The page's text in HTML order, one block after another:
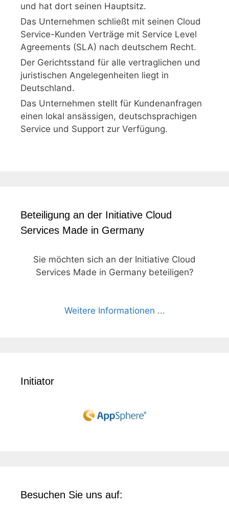
und hat dort seinen Hauptsitz.
Das Unternehmen schließt mit seinen Cloud
Service-Kunden Verträge mit Service Level
Agreements (SLA) nach deutschem Recht.
Der Gerichtsstand für alle vertraglichen und
juristischen Angelegenheiten liegt in
Deutschland.
Das Unternehmen stellt für Kundenanfragen
einen lokal ansässigen, deutschsprachigen
Service und Support zur Verfügung.
Beteiligung an der Initiative Cloud
Services Made in Germany
Sie möchten sich an der Initiative Cloud
Services Made in Germany beteiligen?
Weitere Informationen ...
Initiator
Besuchen Sie uns auf: